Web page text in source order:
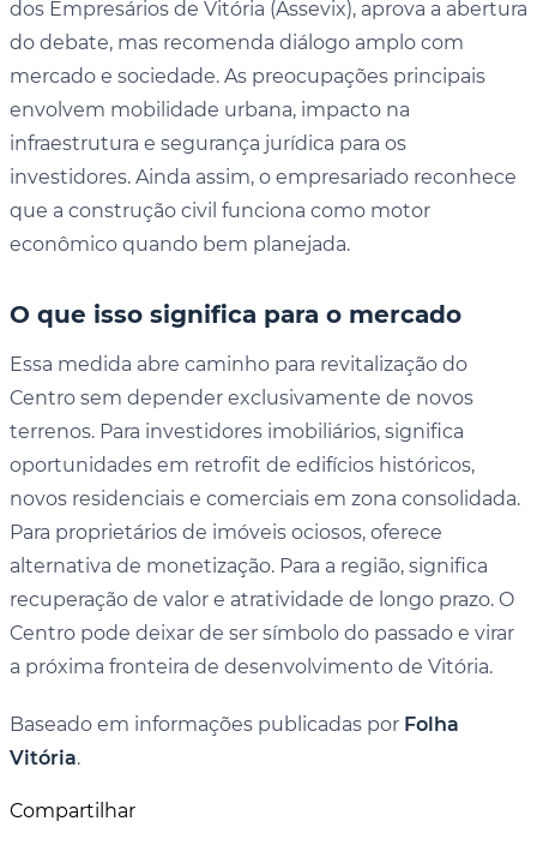
dos Empresários de Vitória (Assevix), aprova a abertura
do debate, mas recomenda diálogo amplo com
mercado e sociedade. As preocupações principais
envolvem mobilidade urbana, impacto na
infraestrutura e segurança jurídica para os
investidores. Ainda assim, o empresariado reconhece
que a construção civil funciona como motor
econômico quando bem planejada.
O que isso significa para o mercado
Essa medida abre caminho para revitalização do
Centro sem depender exclusivamente de novos
terrenos. Para investidores imobiliários, significa
oportunidades em retrofit de edifícios históricos,
novos residenciais e comerciais em zona consolidada.
Para proprietários de imóveis ociosos, oferece
alternativa de monetização. Para a região, significa
recuperação de valor e atratividade de longo prazo. O
Centro pode deixar de ser símbolo do passado e virar
a próxima fronteira de desenvolvimento de Vitória.
Baseado em informações publicadas por Folha
Vitória.
Compartilhar